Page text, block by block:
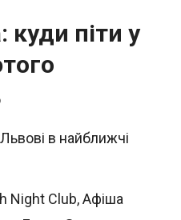
піти у
в найближчі
Night Club,Афіша